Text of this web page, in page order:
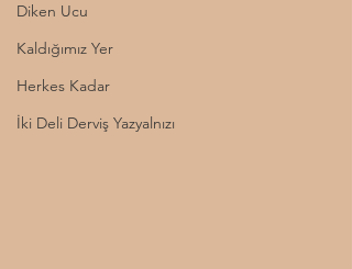
Diken Ucu
Kaldığımız Yer
Herkes Kadar
İki Deli Derviş Yazyalnızı